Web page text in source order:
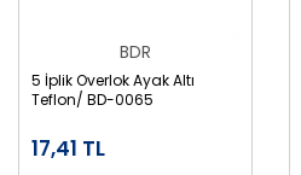
BDR
5 İplik Overlok Ayak Altı
Teflon/ BD-0065
17,41 TL